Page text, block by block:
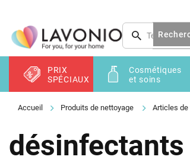
contenu
PRIX
SPÉCIAUX
Cosmétiques
et soins
Produits de nettoyage Articles